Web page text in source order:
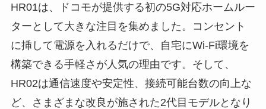
HR01は、ドコモが提供する初の5G対応ホームルー
ターとして大きな注目を集めました。コンセント
に挿して電源を入れるだけで、自宅にWi-Fi環境を
構築できる手軽さが人気の理由です。そして、
HR02は通信速度や安定性、接続可能台数の向上な
ど、さまざまな改良が施された2代目モデルとなり